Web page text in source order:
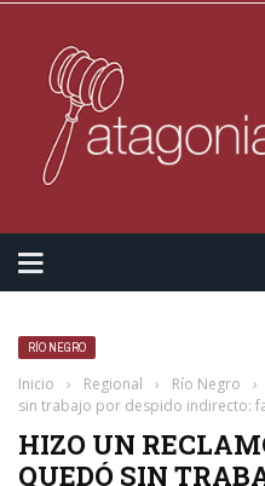
RÍO NEGRO
Inicio › Regional › Río Negro ›
sin trabajo por despido indirecto:
HIZO UN
QUEDÓ SIN